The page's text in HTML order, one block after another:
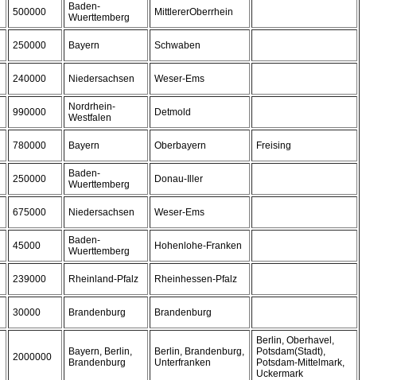
500000
Baden-
Wuerttemberg
MittlererOberrhein
250000 Bayern Schwaben
240000 Niedersachsen Weser-Ems
990000
Nordrhein-
Westfalen
Detmold
780000 Bayern Oberbayern Freising
250000
Baden-
Wuerttemberg
Donau-Iller
675000 Niedersachsen Weser-Ems
45000
Baden-
Wuerttemberg
Hohenlohe-Franken
239000 Rheinland-Pfalz Rheinhessen-Pfalz
30000 Brandenburg Brandenburg
2000000
Bayern, Berlin,
Brandenburg
Berlin, Brandenburg,
Unterfranken
Berlin, Oberhavel,
Potsdam(Stadt),
Potsdam-Mittelmark,
Uckermark